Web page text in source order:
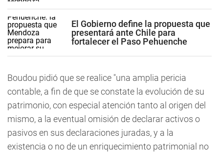
El Gobierno define la propuesta que
presentará ante Chile para
fortalecer el Paso Pehuenche
Boudou pidió que se realice "una amplia pericia
contable, a fin de que se constate la evolución de su
patrimonio, con especial atención tanto al origen del
mismo, a la eventual omisión de declarar activos o
pasivos en sus declaraciones juradas, y a la
existencia o no de un enriquecimiento patrimonial no